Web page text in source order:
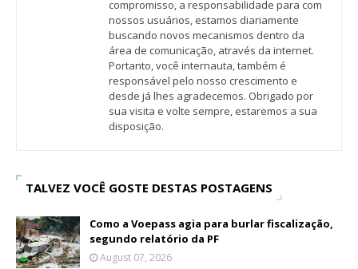
compromisso, a responsabilidade para com
nossos usuários, estamos diariamente
buscando novos mecanismos dentro da
área de comunicação, através da internet.
Portanto, você internauta, também é
responsável pelo nosso crescimento e
desde já lhes agradecemos. Obrigado por
sua visita e volte sempre, estaremos a sua
disposição.
TALVEZ VOCÊ GOSTE DESTAS POSTAGENS
Como a Voepass agia para burlar fiscalização,
segundo relatório da PF
August 07, 2026